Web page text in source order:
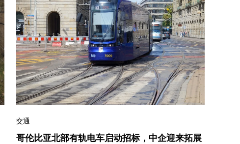
交通
哥伦比亚北部有轨电车启动招标，中企迎来拓展